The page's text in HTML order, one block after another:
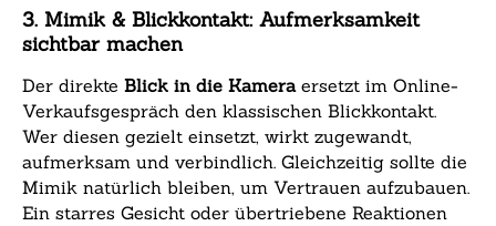
3. Mimik & Blickkontakt: Aufmerksamkeit
sichtbar machen
Der direkte Blick in die Kameraersetzt im Online-
Verkaufsgespräch den klassischen Blickkontakt.
Wer diesen gezielt einsetzt, wirkt zugewandt,
aufmerksam und verbindlich. Gleichzeitig sollte die
Mimik natürlich bleiben, um Vertrauen aufzubauen.
Ein starres Gesicht oder übertriebene Reaktionen